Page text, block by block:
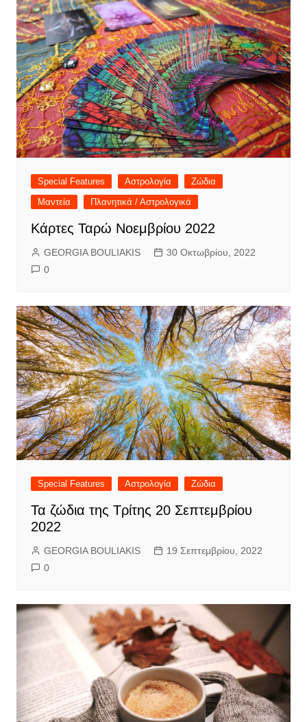
Special Features Αστρολογία
Ζώδια
Μαντεία
Πλανητικά / Αστρολογικά
Κάρτες Ταρώ Νοεμβρίου 2022
GEORGIA BOULIAKIS
30 Οκτωβρίου, 2022
0
Special Features Αστρολογία Ζώδια
Τα ζώδια της Τρίτης 20 Σεπτεμβρίου
2022
GEORGIA BOULIAKIS
19 Σεπτεμβρίου, 2022
0